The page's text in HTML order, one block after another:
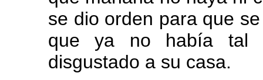
se dio orden para que
que ya no había tal
disgustado a su casa.